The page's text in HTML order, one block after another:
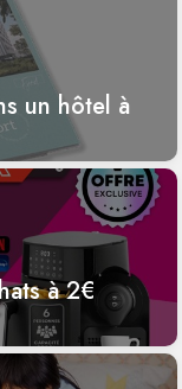
un hôtel à
à 2€